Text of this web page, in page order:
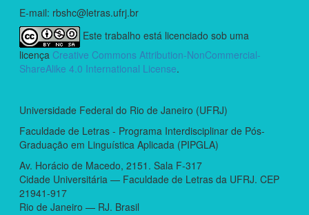
E-mail: rbshc@letras.ufrj.br
Este trabalho está licenciado sob uma
licença Creative Commons Attribution-NonCommercial-
ShareAlike 4.0 International License.
Universidade Federal do Rio de Janeiro (UFRJ)
Faculdade de Letras - Programa Interdisciplinar de Pós-
Graduação em Linguística Aplicada (PIPGLA)
Av. Horácio de Macedo, 2151. Sala F-317
Cidade Universitária — Faculdade de Letras da UFRJ. CEP
21941-917
Rio de Janeiro — RJ. Brasil